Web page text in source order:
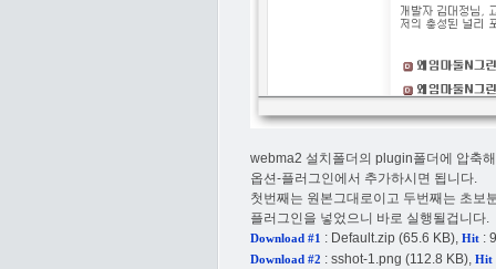
webma2 설치폴더의 plugin폴더에 압축
옵션-플러그인에서 추가하시면 됩니다.
첫번째는 원본그대로이고 두번째는 초보
플러그인을 넣었으니 바로 실행될겁니다.
Download #1 : Default.zip (65.6 KB), Hit :
Download #2 : sshot-1.png (112.8 KB), Hit